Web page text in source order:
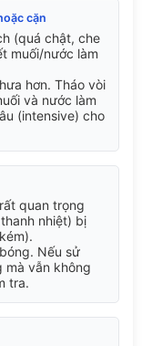
cặn
(quá chật, che
muối/nước làm
hơn. Tháo vòi
và nước làm
(intensive) cho
quan trọng
nhiệt) bị
Nếu sử
vẫn không
tra.